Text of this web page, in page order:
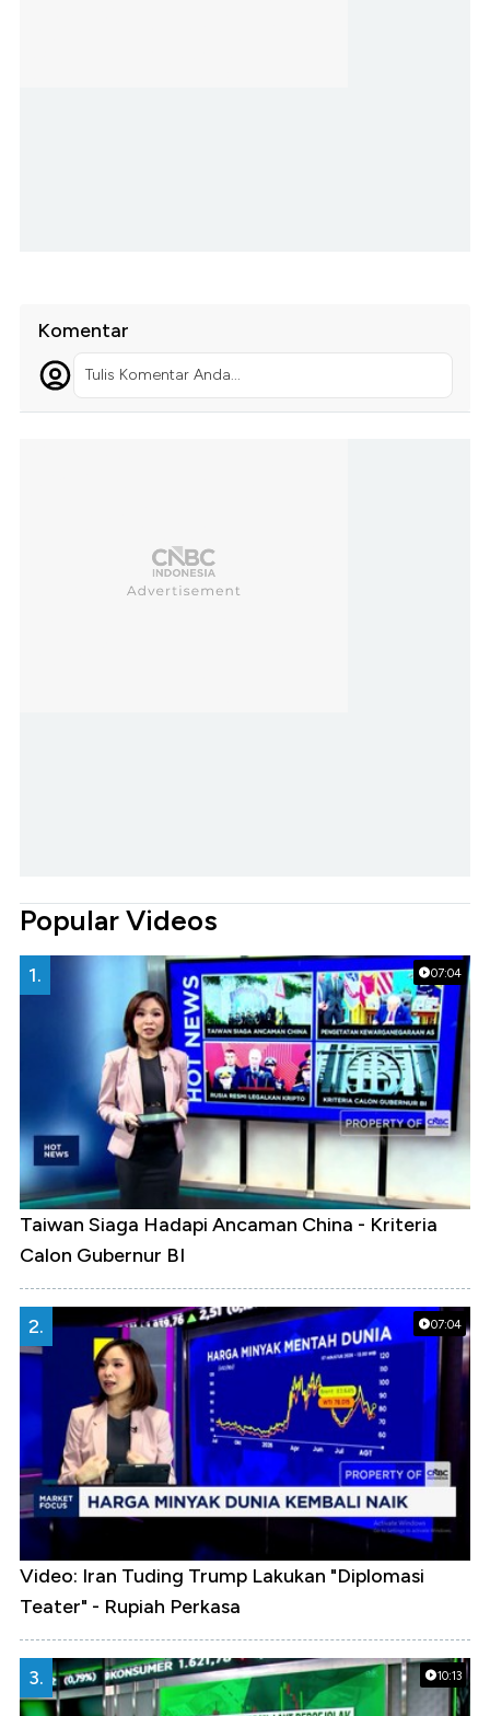
Komentar
Tulis Komentar Anda...
Popular Videos
07:04
1.
Taiwan Siaga Hadapi Ancaman China - Kriteria
Calon Gubernur BI
07:04
2.
Video: Iran Tuding Trump Lakukan "Diplomasi
Teater" - Rupiah Perkasa
10:13
3.